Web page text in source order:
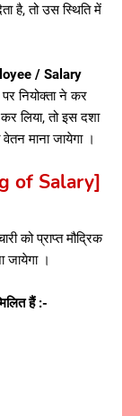
है, तो उस स्थिति में
/ Salary
पर नियोक्ता ने कर
लिया, तो इस दशा
माना जायेगा ।
of Salary]
को प्राप्त मौद्रिक
जायेगा ।
हैं :-